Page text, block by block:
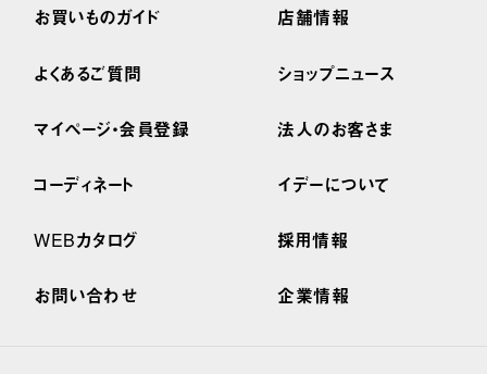
お買いものガイド
よくあるご質問
マイページ・会員登録
コーディネート
WEBカタログ
お問い合わせ
店舗情報
ショップニュース
法人のお客さま
イデーについて
採用情報
企業情報